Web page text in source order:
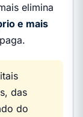
elimina
e mais
das
do